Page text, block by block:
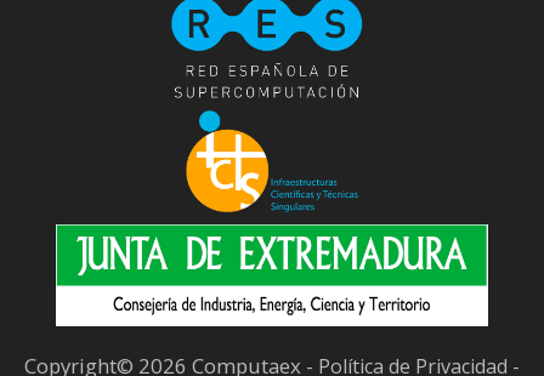
Copyright© 2026 Computaex - Política de Privacidad -